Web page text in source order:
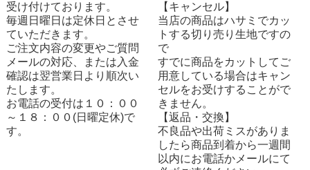
受け付けております。
毎週日曜日は定休日とさせ
ていただきます。
ご注文内容の変更やご質問
メールの対応、または入金
確認は翌営業日より順次い
たします。
お電話の受付は１０：００
～１８：００(日曜定休)で
す。
【キャンセル】
当店の商品はハサミでカッ
トする切り売り生地ですの
で
すでに商品をカットしてご
用意している場合はキャン
セルをお受けすることがで
きません。
【返品・交換】
不良品や出荷ミスがありま
したら商品到着から一週間
以内にお電話かメールにて